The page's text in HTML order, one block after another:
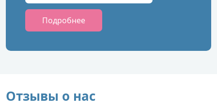
Подробнее
Отзывы о нас